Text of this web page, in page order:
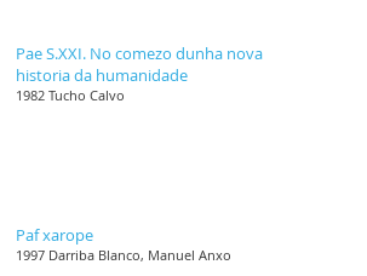
Pae S.XXI. No comezo dunha nova
historia da humanidade
1982 Tucho Calvo
Paf xarope
1997 Darriba Blanco, Manuel Anxo